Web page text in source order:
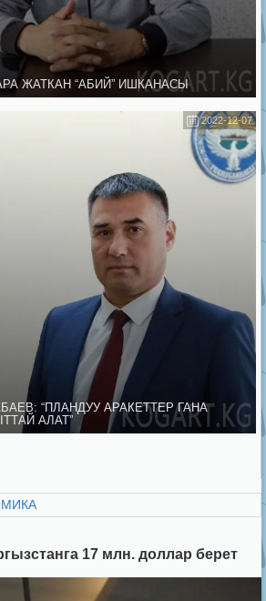
ЖАТКАН “АБИЙ” ИШКАНАСЫ
2022-12-07
“ПЛАНДУУ АРАКЕТТЕР ГАНА
АЛАТ”
17 млн. доллар берет